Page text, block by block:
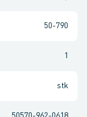
50-790
1
stk